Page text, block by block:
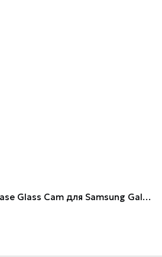
Чохол Cosmiс Soft Case Glass Cam для Samsung Galaxy A34 5G Plum